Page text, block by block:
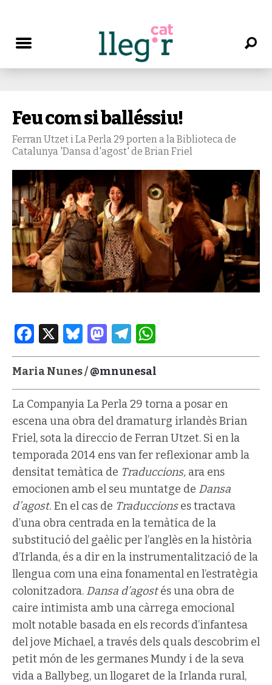
Feu com si balléssiu!
Ferran Utzet i La Perla 29 porten a la Biblioteca de
Catalunya 'Dansa d'agost' de Brian Friel
Facebook
X Bluesky
Mastodon
Telegram
Maria Nunes /@mnunesal
La Companyia La Perla 29 torna a posar en
escena una obra del dramaturg irlandès Brian
Friel, sota la direccio de Ferran Utzet. Si en la
temporada 2014 ens van fer reflexionar amb la
densitat temàtica de Traduccions, ara ens
emocionen amb el seu muntatge de Dansa
d’agost. En el cas de Traduccions es tractava
d’una obra centrada en la temàtica de la
substitució del gaèlic per l’anglès en la història
d’Irlanda, és a dir en la instrumentalització de la
llengua com una eina fonamental en l’estratègia
colonitzadora. Dansa d’agost és una obra de
caire intimista amb una càrrega emocional
molt notable basada en els records d’infantesa
del jove Michael, a través dels quals descobrim el
petit món de les germanes Mundy i de la seva
vida a Ballybeg, un llogaret de la Irlanda rural,